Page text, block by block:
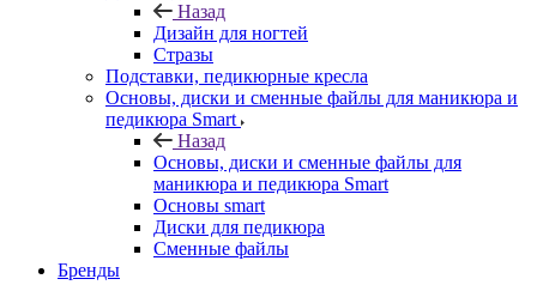
Назад
Дизайн для ногтей
Стразы
Подставки, педикюрные кресла
Основы, диски и сменные файлы для маникюра и
педикюра Smart
Назад
Основы, диски и сменные файлы для
маникюра и педикюра Smart
Основы smart
Диски для педикюра
Сменные файлы
Бренды